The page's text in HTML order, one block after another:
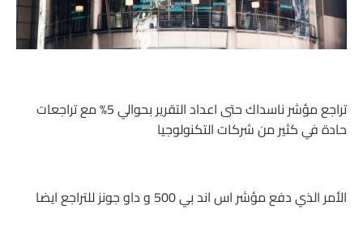
تراجع مؤشر ناسداك حتى اعداد التقرير بحوالي 5% مع تراجعات
حادة في كثير من شركات التكنولوجيا
الأمر الذي دفع مؤشر اس اند بي 500 و داو جونز للتراجع ايضا